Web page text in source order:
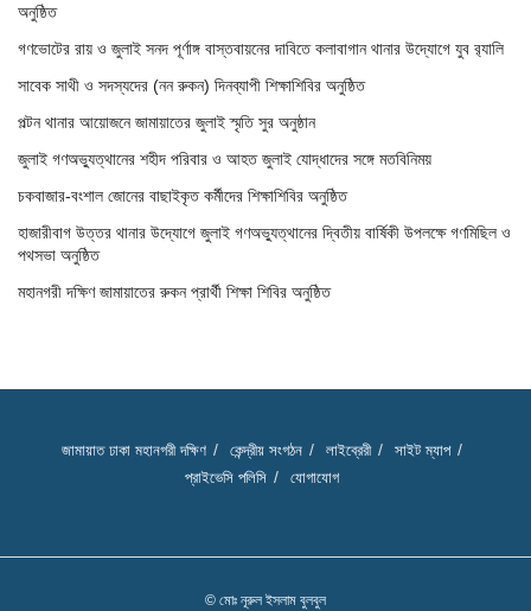
অনুষ্ঠিত
গণভোটের রায় ও জুলাই সনদ পূর্ণাঙ্গ বাস্তবায়নের দাবিতে কলাবাগান থানার উদ্যোগে যুব র‌্যালি
সাবেক সাথী ও সদস্যদের (নন রুকন) দিনব্যাপী শিক্ষাশিবির অনুষ্ঠিত
পল্টন থানার আয়োজনে জামায়াতের জুলাই স্মৃতি সুর অনুষ্ঠান
জুলাই গণঅভ্যুত্থানের শহীদ পরিবার ও আহত জুলাই যোদ্ধাদের সঙ্গে মতবিনিময়
চকবাজার-বংশাল জোনের বাছাইকৃত কর্মীদের শিক্ষাশিবির অনুষ্ঠিত
হাজারীবাগ উত্তর থানার উদ্যোগে জুলাই গণঅভ্যুত্থানের দ্বিতীয় বার্ষিকী উপলক্ষে গণমিছিল ও
পথসভা অনুষ্ঠিত
মহানগরী দক্ষিণ জামায়াতের রুকন প্রার্থী শিক্ষা শিবির অনুষ্ঠিত
জামায়াত ঢাকা মহানগরী দক্ষিণ কেন্দ্রীয় সংগঠন লাইব্রেরী
সাইট ম্যাপ
প্রাইভেসি পলিসি
যোগাযোগ
© মোঃ নূরুল ইসলাম বুলবুল